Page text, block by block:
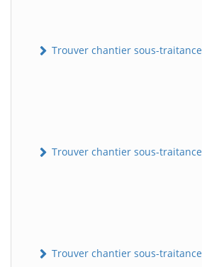
Trouver chantier sous-
Trouver chantier sous-
Trouver chantier sous-